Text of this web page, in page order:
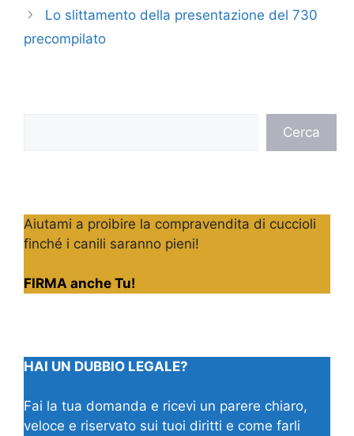
Lo slittamento della presentazione del 730
precompilato
Cerca
Aiutami a proibire la compravendita di cuccioli
finché i canili saranno pieni!
FIRMA anche Tu!
HAI UN DUBBIO LEGALE?
Fai la tua domanda e ricevi un parere chiaro,
veloce e riservato sui tuoi diritti e come farli